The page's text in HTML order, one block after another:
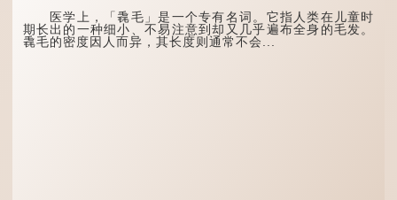
医学上，「毳毛」是一个专有名词。它指人类在儿童时
期长出的一种细小、不易注意到却又几乎遍布全身的毛发。
毳毛的密度因人而异，其长度则通常不会...